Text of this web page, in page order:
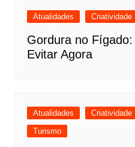
Atualidades Criatividade
Gordura no
Evitar Agora
Atualidades Criatividade
Turismo